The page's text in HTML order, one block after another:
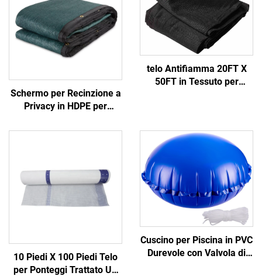
Schermo per Recinzione a
Privacy in HDPE per
Cantiere - Recinzione
telo Antifiamma 20FT X
50FT in Tessuto per
10 Piedi X 100 Piedi Telo
per Ponteggi Trattato UV
Cuscino per Piscina in PVC
Durevole con Valvola di